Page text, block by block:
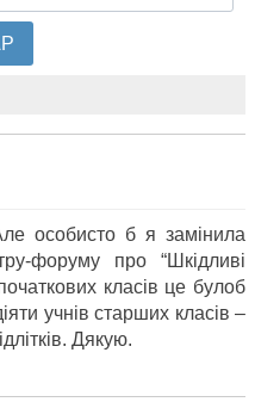
особисто б я замінила
форуму про “Шкідливі
класів це булоб
учнів старших класів –
Дякую.